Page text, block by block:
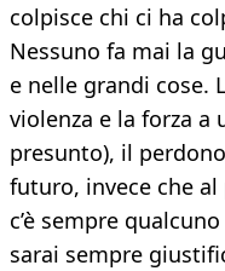
colpisce chi ci ha
Nessuno fa mai la
e nelle grandi cose.
violenza e la forza
presunto), il
futuro, invece che al
c’è sempre
sarai sempre